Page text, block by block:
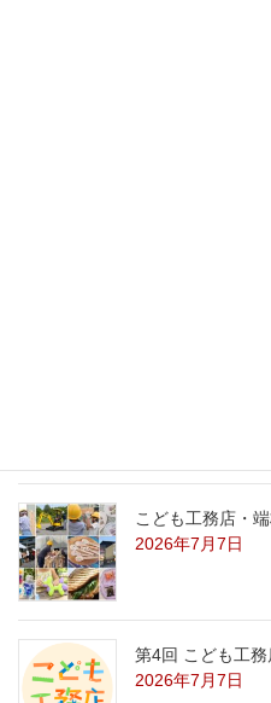
こども工務店・
2026年7月7日
第4回 こども工
2026年7月7日